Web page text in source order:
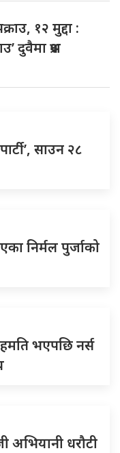
१२ मुद्दा :
दुवैमा प्रश्न
साउन २८
निर्मल पुर्जाको
भएपछि नर्स
धरौटी